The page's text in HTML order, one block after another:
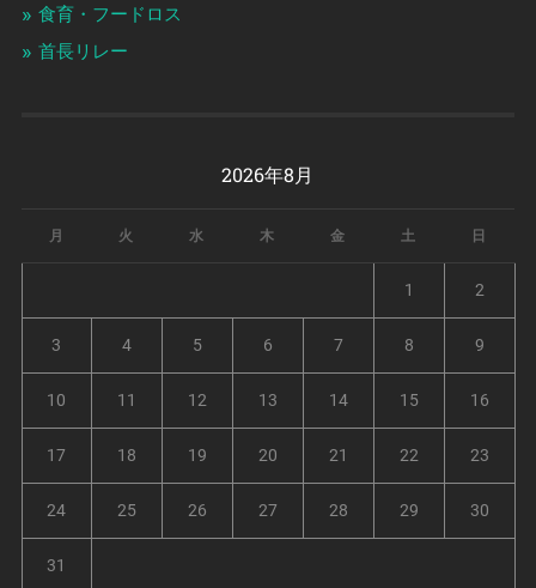
食育・フードロス
首長リレー
2026年8月
月 火 水 木 金 土 日
1 2
3 4 5 6 7 8 9
10 11 12 13 14 15 16
17 18 19 20 21 22 23
24 25 26 27 28 29 30
31